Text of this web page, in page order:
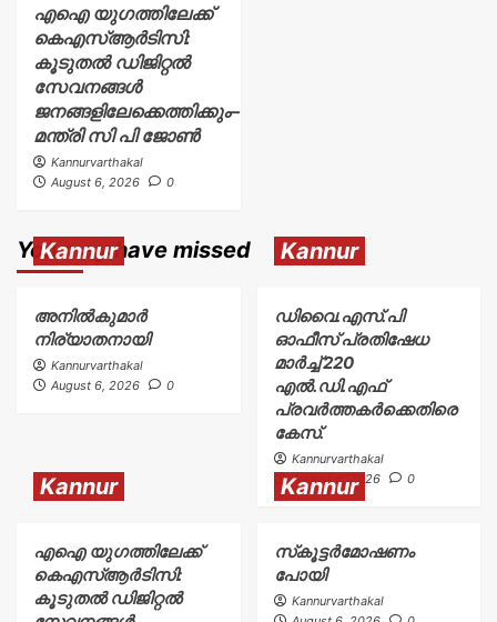
എഐ യുഗത്തിലേക്ക്
കെഎസ്ആർടിസി:
കൂടുതൽ ഡിജിറ്റൽ
സേവനങ്ങൾ
ജനങ്ങളിലേക്കെത്തിക്കും–
മന്ത്രി സി പി ജോൺ
Kannurvarthakal
August 6, 2026
0
You may have missed
Kannur
അനിൽകുമാർ
നിര്യാതനായി
Kannurvarthakal
August 6, 2026
0
Kannur
ഡിവൈ.എസ്.പി
ഓഫീസ് പ്രതിഷേധ
മാർച്ച് 220
എൽ.ഡി.എഫ്
പ്രവർത്തകർക്കെതിരെ
കേസ്.
Kannurvarthakal
August 6, 2026
0
Kannur
എഐ യുഗത്തിലേക്ക്
കെഎസ്ആർടിസി:
കൂടുതൽ ഡിജിറ്റൽ
Kannur
സ്‌കൂട്ടർമോഷണം
പോയി
Kannurvarthakal